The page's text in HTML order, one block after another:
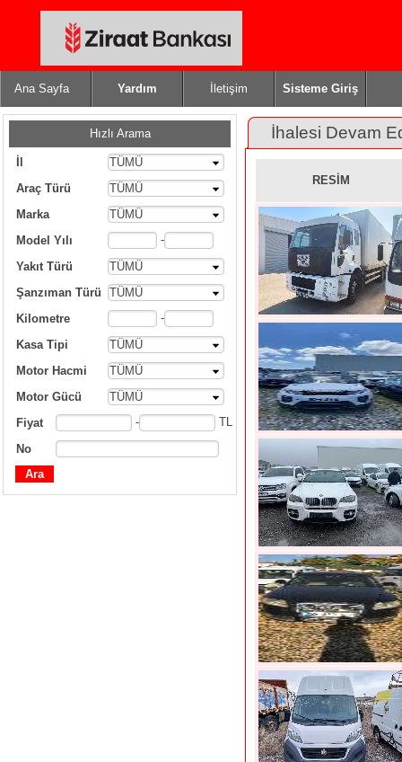
Ana Sayfa Yardım İletişim Sisteme Giriş
Hızlı Arama
TÜMÜ
Araç Türü
TÜMÜ
Marka
TÜMÜ
Model Yılı
-
Yakıt Türü
TÜMÜ
Şanzıman Türü
TÜMÜ
Kilometre
-
Kasa Tipi
TÜMÜ
Motor Hacmi
TÜMÜ
Motor Gücü
TÜMÜ
Fiyat
- TL
No
İhalesi Devam
RESİM